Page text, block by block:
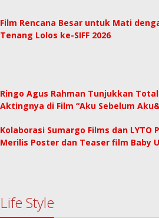
Film Rencana Besar untuk Mati
Tenang Lolos ke-SIFF 2026
Ringo Agus Rahman Tunjukkan
Aktingnya di Film “Aku Sebelum
Kolaborasi Sumargo Films dan LYTO
Merilis Poster dan Teaser film Baby
Life Style